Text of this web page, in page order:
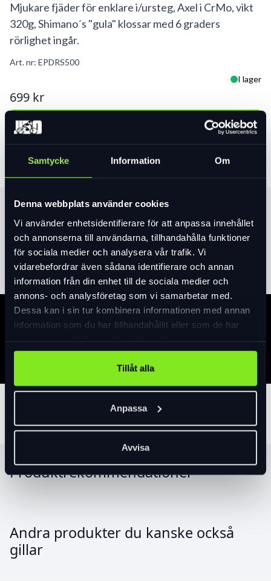
Samtycke Information Om
Denna webbplats använder cookies
Vi använder enhetsidentifierare för att anpassa innehållet
och annonserna till användarna, tillhandahålla funktioner
för sociala medier och analysera vår trafik. Vi
vidarebefordrar även sådana identifierare och annan
information från din enhet till de sociala medier och
annons- och analysföretag som vi samarbetar med.
Dessa kan i sin tur kombinera informationen med annan
information som du har tillhandahållit eller som de har
Tillåt alla
Anpassa
Avvisa
Mjukare fjäder för enklare i/ursteg, Axel i CrMo, vikt
320g, Shimano´s "gula" klossar med 6 graders
rörlighet ingår.
Art. nr: EPDRS500
I lager
699 kr
Produktinformation
Läs merexpand_more
Specifikation
Produktrekommendationer
Andra produkter du kanske också
gillar